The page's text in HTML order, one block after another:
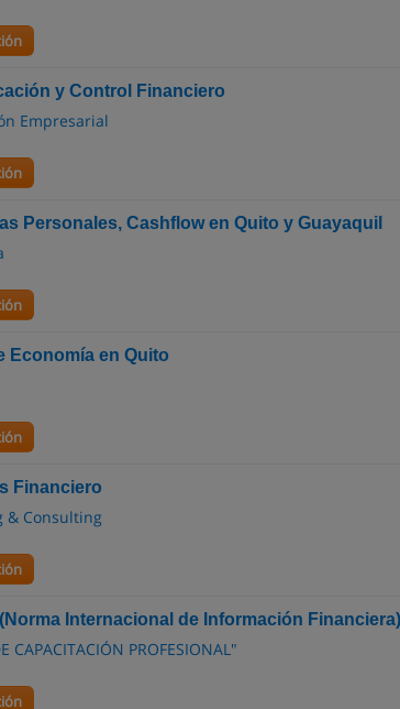
y Control Financiero
Empresarial
Personales, Cashflow en Quito y Guayaquil
Economía en Quito
Financiero
& Consulting
Internacional de Información Financiera)
CAPACITACIÓN PROFESIONAL"